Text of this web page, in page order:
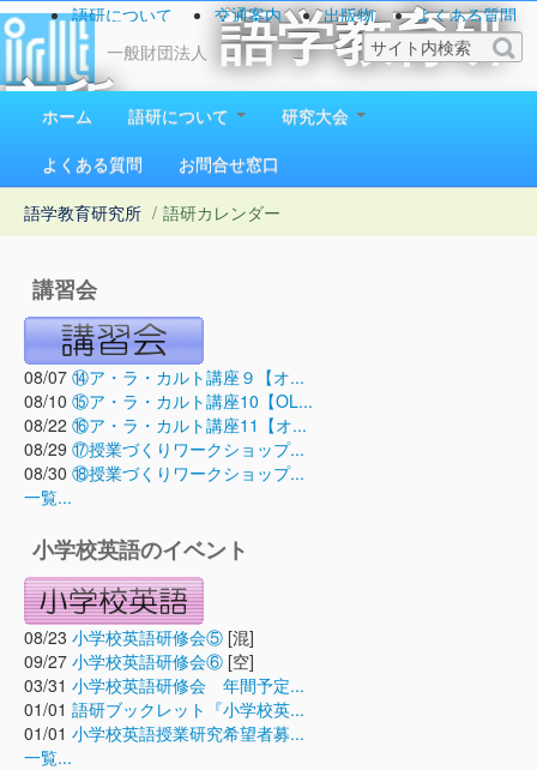
一般財団法人
語学教育研
究所
1923（大正12）年創立
語研について 交通案内 出版物
よくある質問
お問い合わせ
ホーム 語研について
研究大会
よくある質問
お問合せ窓口
語学教育研究所 / 語研カレンダー
講習会
08/07 ⑭ア・ラ・カルト講座９【オ...
08/10 ⑮ア・ラ・カルト講座10【OL...
08/22 ⑯ア・ラ・カルト講座11【オ...
08/29 ⑰授業づくりワークショップ...
08/30 ⑱授業づくりワークショップ...
一覧...
小学校英語のイベント
08/23 小学校英語研修会⑤ [混]
09/27 小学校英語研修会⑥ [空]
03/31 小学校英語研修会 年間予定...
01/01 語研ブックレット『小学校英...
01/01 小学校英語授業研究希望者募...
一覧...